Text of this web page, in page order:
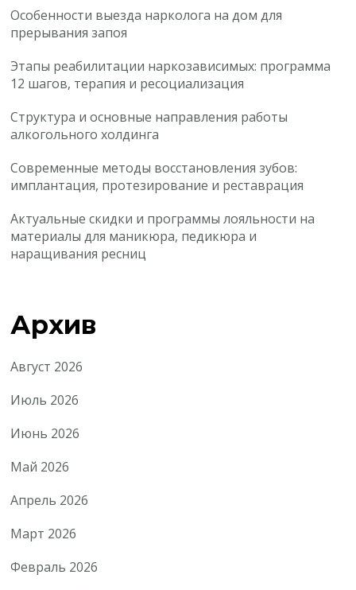
Особенности выезда нарколога на дом для
прерывания запоя
Этапы реабилитации наркозависимых: программа
12 шагов, терапия и ресоциализация
Структура и основные направления работы
алкогольного холдинга
Современные методы восстановления зубов:
имплантация, протезирование и реставрация
Актуальные скидки и программы лояльности на
материалы для маникюра, педикюра и
наращивания ресниц
Архив
Август 2026
Июль 2026
Июнь 2026
Май 2026
Апрель 2026
Март 2026
Февраль 2026